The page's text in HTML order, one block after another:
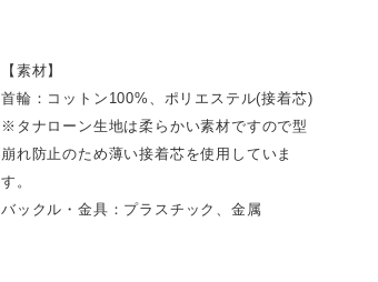
【素材】
首輪：コットン100%、ポリエステル(接着芯)
※タナローン生地は柔らかい素材ですので型
崩れ防止のため薄い接着芯を使用していま
す。
バックル・金具：プラスチック、金属